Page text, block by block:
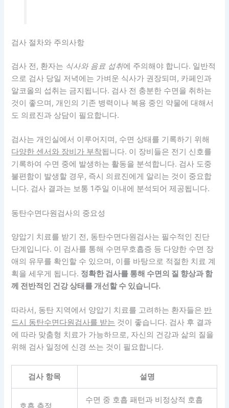
검사 절차와 주의사항
검사 전, 환자는 식사와 음료 섭취에 주의해야 합니다. 일반적
으로 검사 당일 저녁에는 가벼운 식사가 권장되며, 카페인과
알코올의 섭취는 금지됩니다. 검사 전 충분한 수면을 취하는
것이 좋으며, 개인의 기존 병력이나 복용 중인 약물에 대해서
도 의료진과 상담이 필요합니다.
검사는 개인실에서 이루어지며, 수면 상태를 기록하기 위해
다양한 센서와 장비가 부착됩니다. 이 장비들은 전기 신호를
기록하여 수면 중에 발생하는 활동을 분석합니다. 검사 도중
불편함이 발생할 경우, 즉시 의료진에게 알리는 것이 중요합
니다. 검사 결과는 보통 1주일 이내에 분석되어 제공됩니다.
동탄수면다원검사의 중요성
양압기 치료를 받기 전, 동탄수면다원검사는 필수적인 진단
단계입니다. 이 검사를 통해 수면무호흡증 등 다양한 수면 장
애의 유무를 확인할 수 있으며, 이를 바탕으로 적절한 치료 계
획을 세우게 됩니다. 정확한 검사를 통해 수면의 질 향상과 함
께 전반적인 건강 상태를 개선할 수 있습니다.
따라서, 동탄 지역에서 양압기 치료를 고려하는 환자들은 반
드시 동탄수면다원검사를 받는 것이 좋습니다. 검사 후 결과
에 따라 맞춤형 치료가 가능하므로, 자신의 건강과 삶의 질을
위해 검사 일정에 신경 쓰는 것이 필요합니다.
검사 항목 설명
호흡 측정
수면 중 호흡 패턴과 비정상적 호흡